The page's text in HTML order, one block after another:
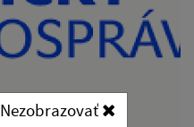
Nezobrazovať